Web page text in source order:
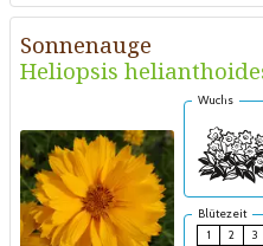
Sonnenauge
Heliopsis
Wuchs
Blütezeit
1
2
3